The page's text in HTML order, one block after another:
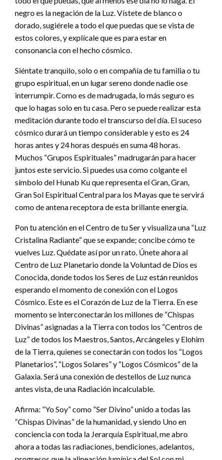
negro es la negación de la Luz. Vístete de blanco o
dorado, sugiérele a todo el que puedas que se vista de
estos colores, y explícale que es para estar en
consonancia con el hecho cósmico.
Siéntate tranquilo, solo o en compañía de tu familia o tu
grupo espiritual, en un lugar sereno donde nadie ose
interrumpir. Como es de madrugada, lo más seguro es
que lo hagas solo en tu casa. Pero se puede realizar esta
meditación durante todo el transcurso del día. El suceso
cósmico durará un tiempo considerable y esto es 24
horas antes y 24 horas después en suma 48 horas.
Muchos “Grupos Espirituales” madrugarán para hacer
juntos este servicio. Si puedes usa como colgante el
símbolo del Hunab Ku que representa el Gran, Gran,
Gran Sol Espiritual Central para los Mayas que te servirá
como de antena receptora de esta brillante energía.
Pon tu atención en el Centro de tu Ser y visualiza una “Luz
Cristalina Radiante” que se expande; concibe cómo te
vuelves Luz. Quédate así por un rato. Únete ahora al
Centro de Luz Planetario donde la Voluntad de Dios es
Conocida, donde todos los Seres de Luz están reunidos
esperando el momento de conexión con el Logos
Cósmico. Este es el Corazón de Luz de la Tierra. En ese
momento se interconectarán los millones de “Chispas
Divinas” asignadas a la Tierra con todos los “Centros de
Luz” de todos los Maestros, Santos, Arcángeles y Elohim
de la Tierra, quienes se conectarán con todos los “Logos
Planetarios”, “Logos Solares” y “Logos Cósmicos” de la
Galaxia. Será una conexión de destellos de Luz nunca
antes vista, de una Radiación incalculable.
Afirma: “Yo Soy” como “Ser Divino” unido a todas las
“Chispas Divinas” de la humanidad, y siendo Uno en
conciencia con toda la Jerarquía Espiritual, me abro
ahora a todas las radiaciones, bendiciones, adelantos,